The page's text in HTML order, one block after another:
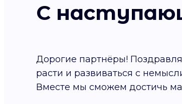
С
Дорогие партнёры!
расти и развиваться с
Вместе мы сможем достичь